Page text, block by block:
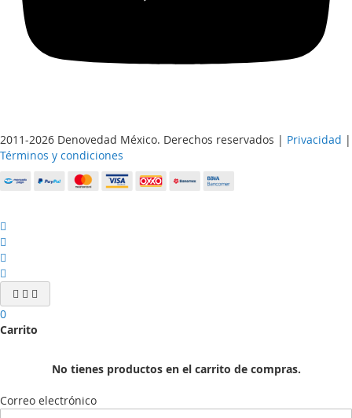
2011-2026 Denovedad México. Derechos reservados | Privacidad |
Términos y condiciones
0
Carrito
No tienes productos en el carrito de compras.
Correo electrónico